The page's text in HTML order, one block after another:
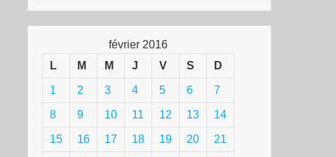
février 2016
L
M M J V S D
1 2 3 4 5 6 7
8 9 10 11 12 13 14
15 16 17 18 19 20 21